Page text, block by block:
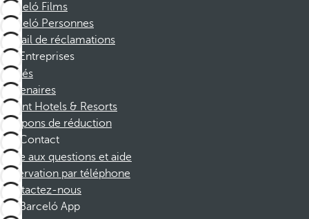
Barceló Films
Barceló Personnes
Portail de réclamations
Entreprises
Affiliés
Partenaires
Dorint Hotels & Resorts
Coupons de réduction
Contact
Foire aux questions et aide
Réservation par téléphone
Contactez-nous
Barceló App